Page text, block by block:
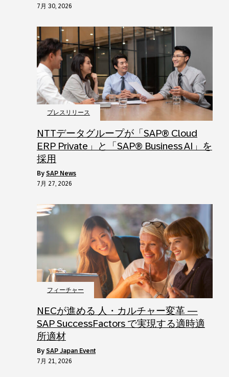
7月 30, 2026
プレスリリース
NTTデータグループが「SAP® Cloud
ERP Private」と「SAP® Business AI」を
採用
by SAP News
7月 27, 2026
フィーチャー
NECが進める 人・カルチャー変革 ―
SAP SuccessFactors で実現する適時適
所適材
by SAP Japan Event
7月 21, 2026